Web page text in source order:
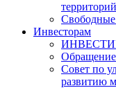
территорий
Свободные
Инвесторам
Совет по
развитию